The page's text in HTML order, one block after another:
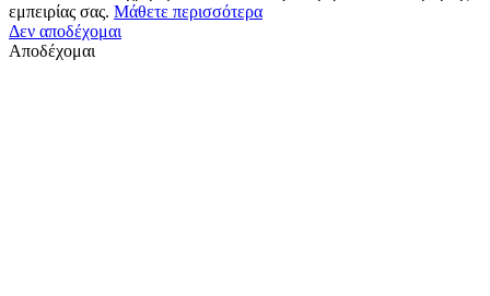
εμπειρίας σας. Μάθετε περισσότερα
Δεν αποδέχομαι
Αποδέχομαι